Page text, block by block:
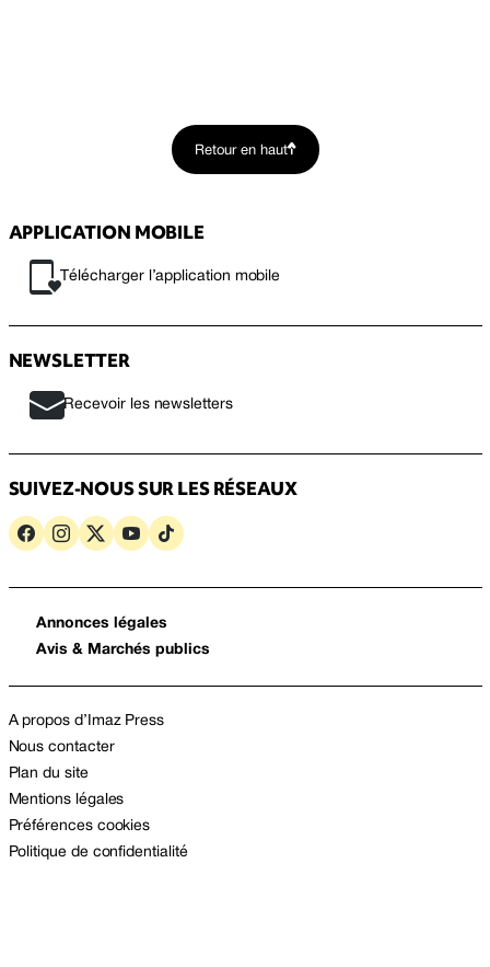
Retour en haut
APPLICATION MOBILE
Télécharger l’application mobile
NEWSLETTER
Recevoir les newsletters
SUIVEZ-NOUS SUR LES RÉSEAUX
Annonces légales
Avis & Marchés publics
A propos d’Imaz Press
Nous contacter
Plan du site
Mentions légales
Préférences cookies
Politique de confidentialité